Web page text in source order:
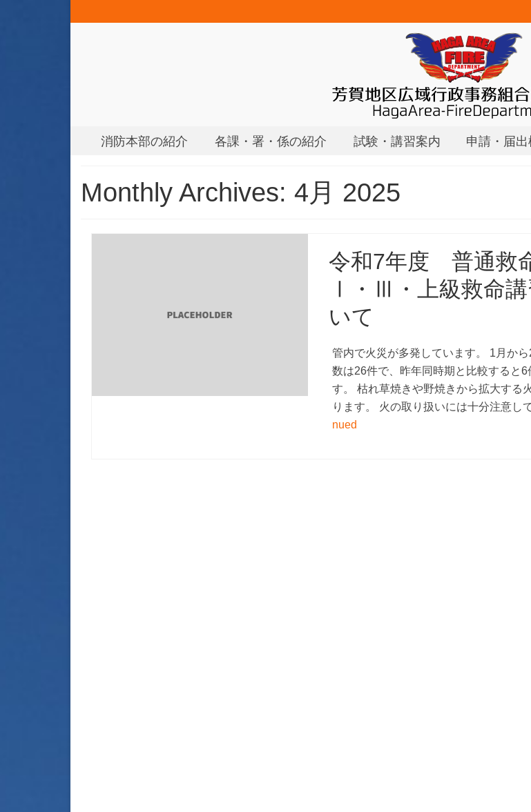
消防本部の紹介 各課・署・係の紹介 試験・講習案内 申請・届
Monthly Archives: 4月 2025
令和7年度 普通救
Ⅰ・Ⅲ・上級救命講
いて
管内で火災が多発しています。 1月か
数は26件で、昨年同時期と比較すると6
す。 枯れ草焼きや野焼きから拡大する
ります。 火の取り扱いには十分注意し
nued